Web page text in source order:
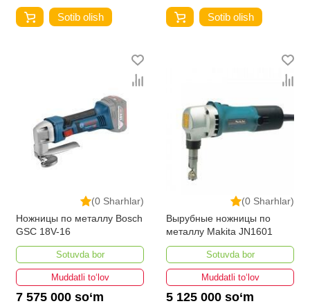
Sotib olish Sotib olish
(0 Sharhlar)
Ножницы по металлу Bosch
GSC 18V-16
Sotuvda bor
Muddatli to‘lov
7 575 000 so‘m
(0 Sharhlar)
Вырубные ножницы по
металлу Makita JN1601
Sotuvda bor
Muddatli to‘lov
5 125 000 so‘m